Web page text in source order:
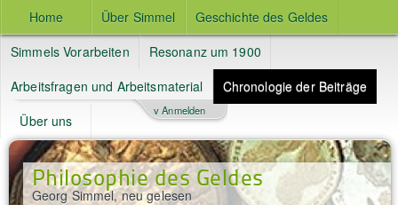
Home Über Simmel
Geschichte des Geldes
Simmels Vorarbeiten
Resonanz um 1900
Arbeitsfragen und Arbeitsmaterial
Chronologie der Beiträge
Über uns
Philosophie des Geldes
Georg Simmel, neu gelesen
v Anmelden